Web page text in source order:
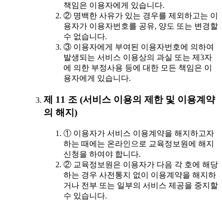
책임은 이용자에게 있습니다.
② 명백한 사유가 있는 경우를 제외하고는 이
용자가 이용자번호를 공유, 양도 또는 변경할
수 없습니다.
③ 이용자에게 부여된 이용자번호에 의하여
발생되는 서비스 이용상의 과실 또는 제3자
에 의한 부정사용 등에 대한 모든 책임은 이
용자에게 있습니다.
제 11 조 (서비스 이용의 제한 및 이용계약
의 해지)
① 이용자가 서비스 이용계약을 해지하고자
하는 때에는 온라인으로 교육정보원에 해지
신청을 하여야 합니다.
② 교육정보원은 이용자가 다음 각 호에 해당
하는 경우 사전통지 없이 이용계약을 해지하
거나 전부 또는 일부의 서비스 제공을 중지할
수 있습니다.